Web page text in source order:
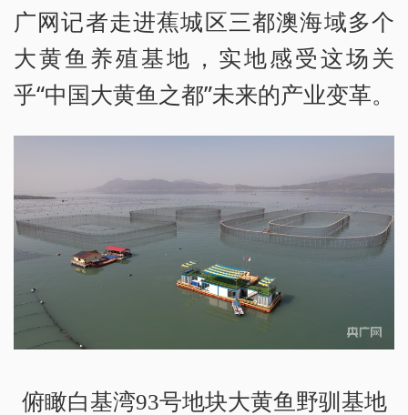
广网记者走进蕉城区三都澳海域多个
大黄鱼养殖基地，实地感受这场关
乎“中国大黄鱼之都”未来的产业变革。
俯瞰白基湾93号地块大黄鱼野驯基地